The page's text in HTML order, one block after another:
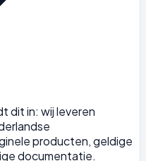
dit in: wij leveren
producten, geldige
documentatie.